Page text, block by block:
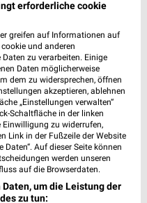
Uhr | Geschlossen
1 Prospekt
- Griesheim
Uhr | Geschlossen
- Heddernheim
erforderliche cookie
greifen auf Informationen auf
und anderen
zu verarbeiten. Einige
Daten möglicherweise
dem zu widersprechen, öffnen
akzeptieren, ablehnen
„Einstellungen verwalten“
Schaltfläche in der linken
Einwilligung zu widerrufen,
Link in der Fußzeile der Website
Auf dieser Seite können
werden unseren
auf die Browserdaten.
um die Leistung der
zu tun: